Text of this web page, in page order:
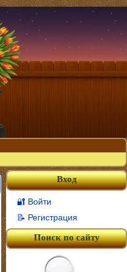
Вход
🔐 Войти
📝 Регистрация
Поиск по сайту